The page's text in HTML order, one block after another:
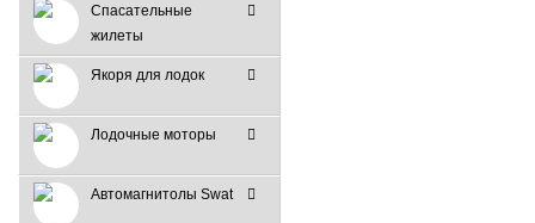
Спасательные
жилеты
Якоря для лодок
Лодочные моторы
Автомагнитолы Swat